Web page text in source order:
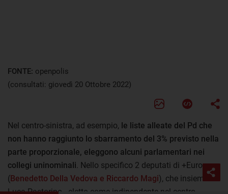
FONTE: openpolis
(consultati: giovedì 20 Ottobre 2022)
Nel centro-sinistra, ad esempio, le liste alleate del Pd che
non hanno raggiunto lo sbarramento del 3% previsto nella
parte proporzionale, eleggono alcuni parlamentari nei
collegi uninominali . Nello specifico 2 deputati di +Europa
(Benedetto Della Vedova e Riccardo Magi), che insieme a
Luca Pastorino - eletto come indipendente nel centro-